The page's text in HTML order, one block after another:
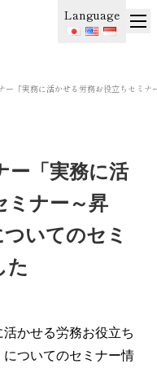
Language
ー「実務に活かせる労務お役立ちセミ
ー「実務に活
ミナー～昇
いてのセミ
た
かせる労務お役立ち
ついてのセミナー情